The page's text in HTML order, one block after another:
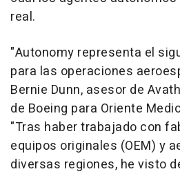
real.
"Autonomy representa el
para las operaciones
Bernie Dunn, asesor de
de Boeing para Oriente
"Tras haber trabajado con
equipos originales (OEM) y
diversas regiones, he visto